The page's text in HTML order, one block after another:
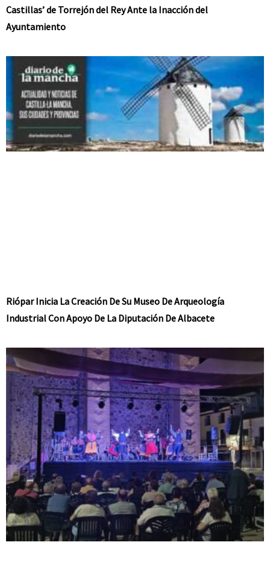
Castillas’ de Torrejón del Rey Ante la Inacción del
Ayuntamiento
Riópar Inicia La Creación De Su Museo De Arqueología
Industrial Con Apoyo De La Diputación De Albacete